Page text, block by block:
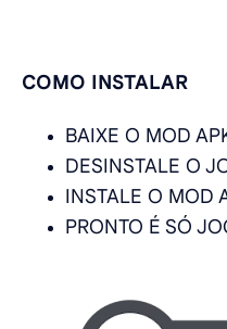
COMO INSTALAR
BAIXE O MOD
DESINSTALE O
INSTALE O MOD
PRONTO É SÓ